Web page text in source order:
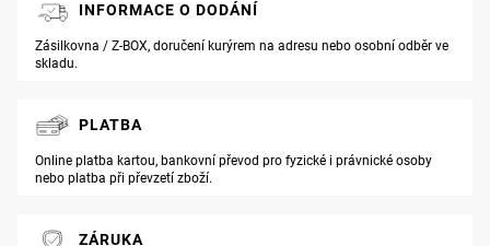
INFORMACE O DODÁNÍ
Zásilkovna / Z-BOX, doručení kurýrem na adresu nebo osobní odběr ve
skladu.
PLATBA
Online platba kartou, bankovní převod pro fyzické i právnické osoby
nebo platba při převzetí zboží.
ZÁRUKA